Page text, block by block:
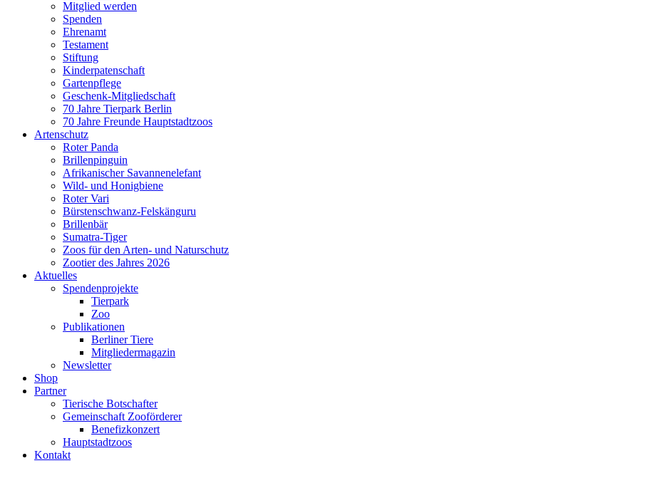
Mitglied werden
Spenden
Ehrenamt
Testament
Stiftung
Kinderpatenschaft
Gartenpflege
Geschenk-Mitgliedschaft
70 Jahre Tierpark Berlin
70 Jahre Freunde Hauptstadtzoos
Artenschutz
Roter Panda
Brillenpinguin
Afrikanischer Savannenelefant
Wild- und Honigbiene
Roter Vari
Bürstenschwanz-Felskänguru
Brillenbär
Sumatra-Tiger
Zoos für den Arten- und Naturschutz
Zootier des Jahres 2026
Aktuelles
Spendenprojekte
Tierpark
Zoo
Publikationen
Berliner Tiere
Mitgliedermagazin
Newsletter
Shop
Partner
Tierische Botschafter
Gemeinschaft Zooförderer
Benefizkonzert
Hauptstadtzoos
Kontakt